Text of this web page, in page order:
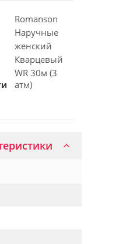
Romanson
Наручные
женский
Кварцевый
WR 30м (3
атм)